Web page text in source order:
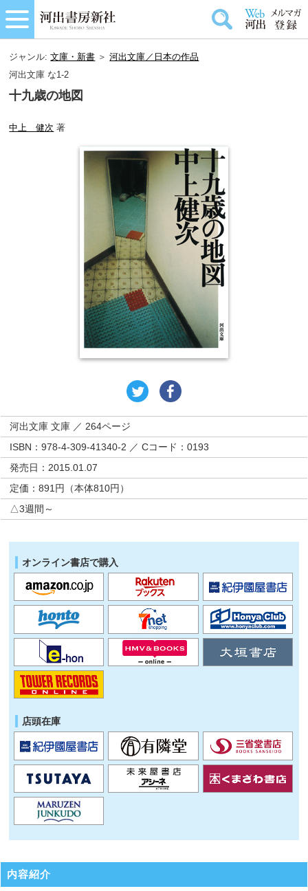
ジャンル:文庫・新書 ＞河出文庫／日本の作品
河出文庫 な1-2
十九歳の地図
中上 健次 著
河出文庫 文庫 ／ 264ページ
ISBN：978-4-309-41340-2 ／ Cコード：0193
発売日：2015.01.07
定価：891円（本体810円）
△3週間～
オンライン書店で購入
店頭在庫
内容紹介